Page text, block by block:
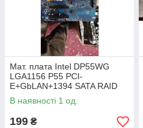
Мат. плата Intel DP55WG
LGA1156 P55 PCI-
E+GbLAN+1394 SATA RAID
ATX 4DDR3 NoС240204208
В наявності 1 од.
199 ₴